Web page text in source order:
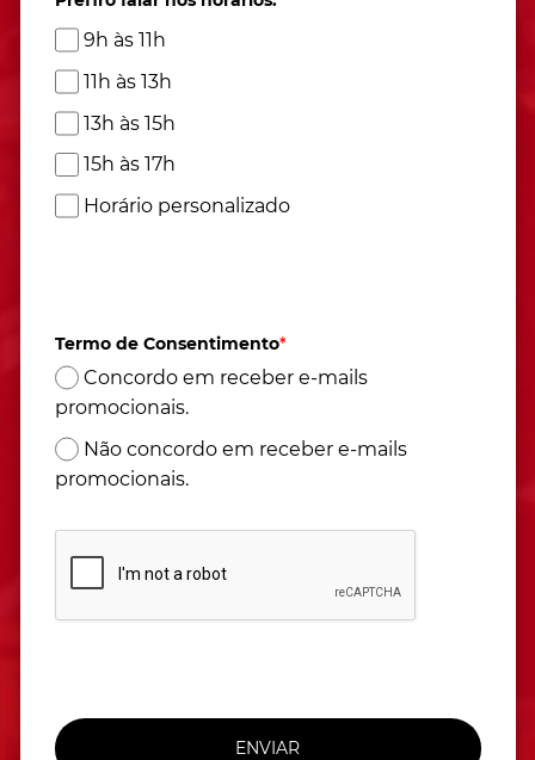
9h às 11h
11h às 13h
13h às 15h
15h às 17h
Horário personalizado
Termo de Consentimento*
Concordo em receber e-mails
promocionais.
Não concordo em receber e-mails
promocionais.
ENVIAR